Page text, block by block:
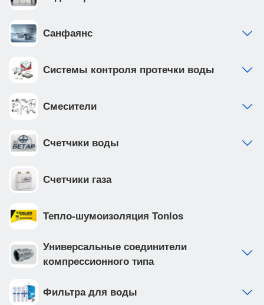
Санфаянс
Системы контроля протечки воды
Смесители
Счетчики воды
Счетчики газа
Тепло-шумоизоляция Tonlos
Универсальные соединители
компрессионного типа
Фильтра для воды